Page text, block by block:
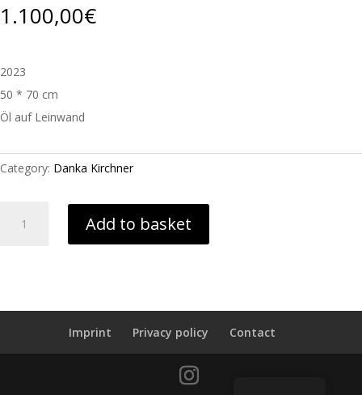
1.100,00€
2023
50 * 70 cm
Öl auf Leinwand
Category: Danka Kirchner
Sommerglück
quantity
Add to basket
Imprint Privacy policy Contact